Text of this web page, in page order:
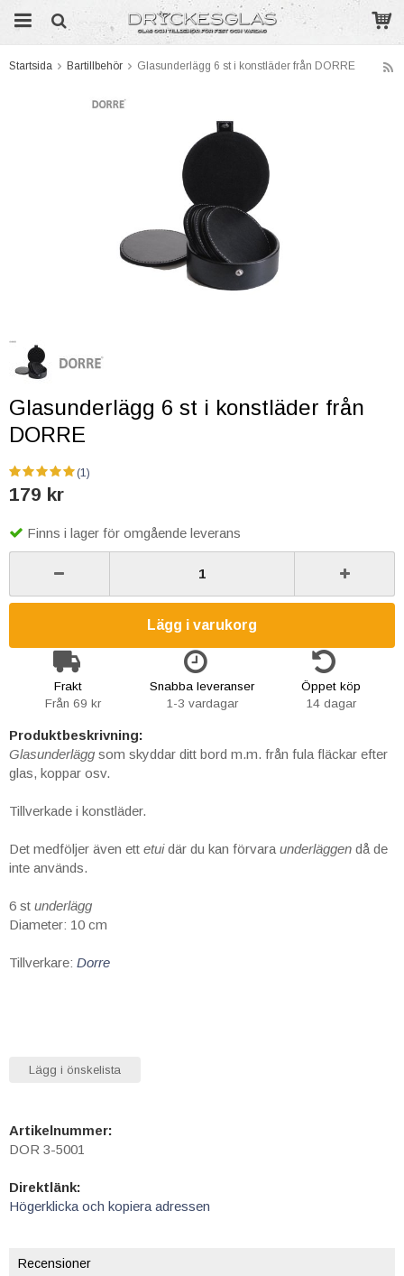
Startsida Bartillbehör Glasunderlägg 6 st i konstläder från DORRE
Glasunderlägg 6 st i konstläder från
DORRE
(1)
179 kr
Finns i lager för omgående leverans
Lägg i varukorg
Frakt
Från 69 kr
Snabba leveranser
1-3 vardagar
Öppet köp
14 dagar
Produktbeskrivning:
Glasunderlägg som skyddar ditt bord m.m. från fula fläckar efter
glas, koppar osv.
Tillverkade i konstläder.
Det medföljer även ett etuidär du kan förvara underläggen då de
inte används.
6 st underlägg
Diameter: 10 cm
Tillverkare: Dorre
Lägg i önskelista
Artikelnummer:
DOR 3-5001
Direktlänk:
Högerklicka och kopiera adressen
Recensioner